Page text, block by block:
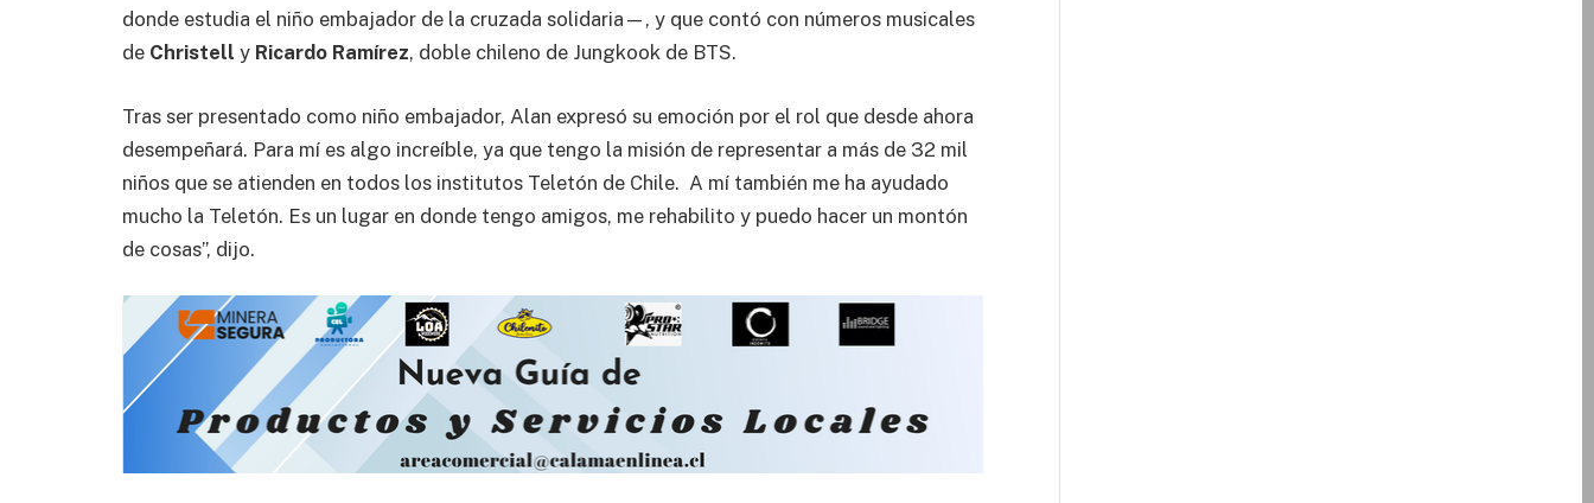
donde estudia el niño embajador de la cruzada solidaria—, y que contó con números musicales
de Christell y Ricardo Ramírez, doble chileno de Jungkook de BTS.
Tras ser presentado como niño embajador, Alan expresó su emoción por el rol que desde ahora
desempeñará. Para mí es algo increíble, ya que tengo la misión de representar a más de 32 mil
niños que se atienden en todos los institutos Teletón de Chile. A mí también me ha ayudado
mucho la Teletón. Es un lugar en donde tengo amigos, me rehabilito y puedo hacer un montón
de cosas”, dijo.